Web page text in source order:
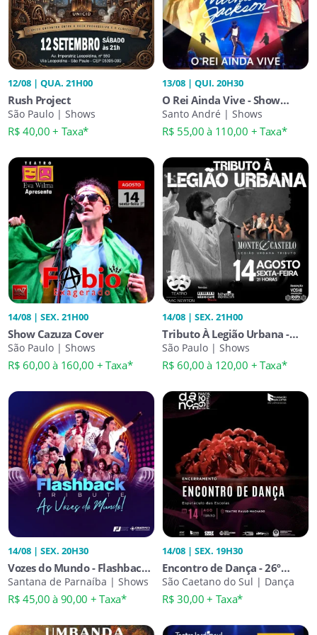
12/08 | QUA. 21H00
Rush Project
São Paulo | Shows
R$ 40,00 + Taxa*
13/08 | QUI. 20H30
O Rei Ainda Vive - Show
Tributo Michael Jackson
Santo André | Shows
R$ 55,00 à 110,00 + Taxa*
14/08 | SEX. 21H00
Show Cazuza Cover
São Paulo | Shows
R$ 60,00 à 160,00 + Taxa*
14/08 | SEX. 21H00
Tributo À Legião Urbana -
Monte Castelo
São Paulo | Shows
R$ 60,00 à 120,00 + Taxa*
14/08 | SEX. 20H30
Vozes do Mundo - Flashback
Tribute em Santana de
Parnaíba
Santana de Parnaíba | Shows
R$ 45,00 à 90,00 + Taxa*
14/08 | SEX. 19H30
Encontro de Dança - 26º
Festival de Dança da
Fundação das Artes
São Caetano do Sul | Dança
R$ 30,00 + Taxa*